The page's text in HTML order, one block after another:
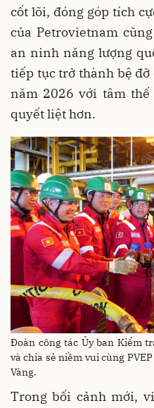
cốt lõi, đóng góp tích
của Petrovietnam
an ninh năng lượng
tiếp tục trở thành bệ đỡ
năm 2026 với tâm
quyết liệt hơn.
Đoàn công tác Ủy ban Kiểm
và chia sẻ niềm vui cùng
Vàng.
Trong bối cảnh mới,